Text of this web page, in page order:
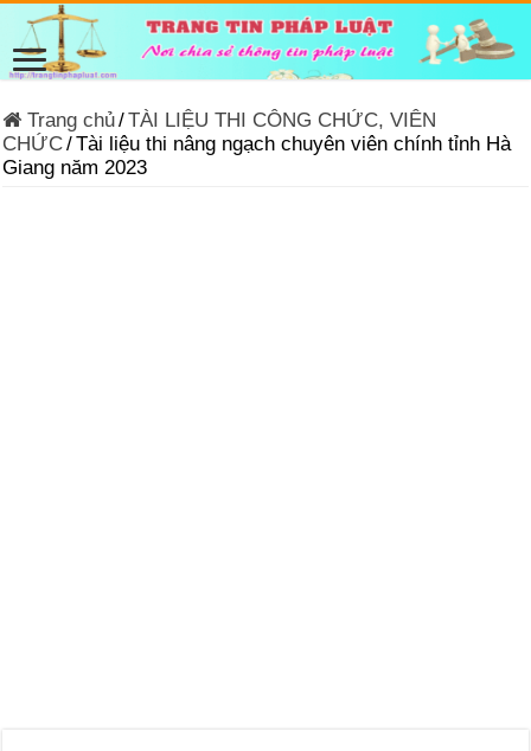
Trang chủ/TÀI LIỆU THI CÔNG CHỨC, VIÊN
CHỨC/Tài liệu thi nâng ngạch chuyên viên chính tỉnh Hà
Giang năm 2023